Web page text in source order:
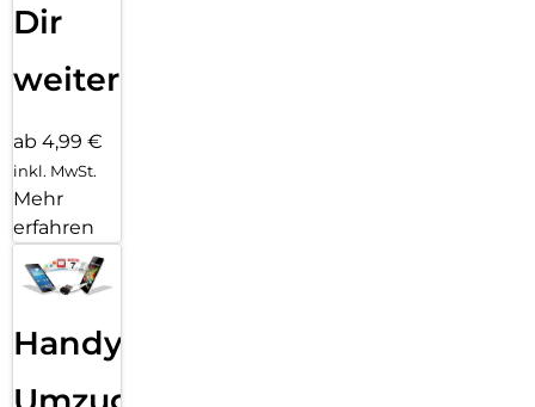
Dir
weiter
ab 4,99 €
inkl. MwSt.
Mehr
erfahren
Handy